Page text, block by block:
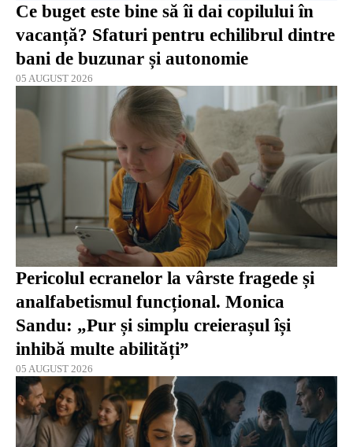
Ce buget este bine să îi dai copilului în
vacanță? Sfaturi pentru echilibrul dintre
bani de buzunar și autonomie
05 AUGUST 2026
Pericolul ecranelor la vârste fragede și
analfabetismul funcțional. Monica
Sandu: „Pur și simplu creierașul își
inhibă multe abilități”
05 AUGUST 2026